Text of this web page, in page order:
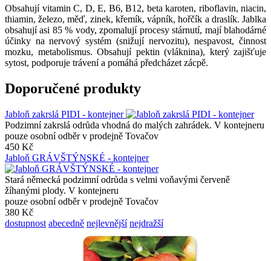
Obsahují vitamin C, D, E, B6, B12, beta karoten, riboflavin, niacin,
thiamin, železo, měď, zinek, křemík, vápník, hořčík a draslík. Jablka
obsahují asi 85 % vody, zpomalují procesy stárnutí, mají blahodárné
účinky na nervový systém (snižují nervozitu), nespavost, činnost
mozku, metabolismus. Obsahují pektin (vláknina), který zajišťuje
sytost, podporuje trávení a pomáhá předcházet zácpě.
Doporučené produkty
Jabloň zakrslá PIDI - kontejner
Podzimní zakrslá odrůda vhodná do malých zahrádek. V kontejneru
pouze osobní odběr v prodejně Tovačov
450 Kč
Jabloň GRÁVŠTÝNSKÉ - kontejner
Stará německá podzimní odrůda s velmi voňavými červeně
žíhanými plody. V kontejneru
pouze osobní odběr v prodejně Tovačov
380 Kč
dostupnost abecedně nejlevnější nejdražší